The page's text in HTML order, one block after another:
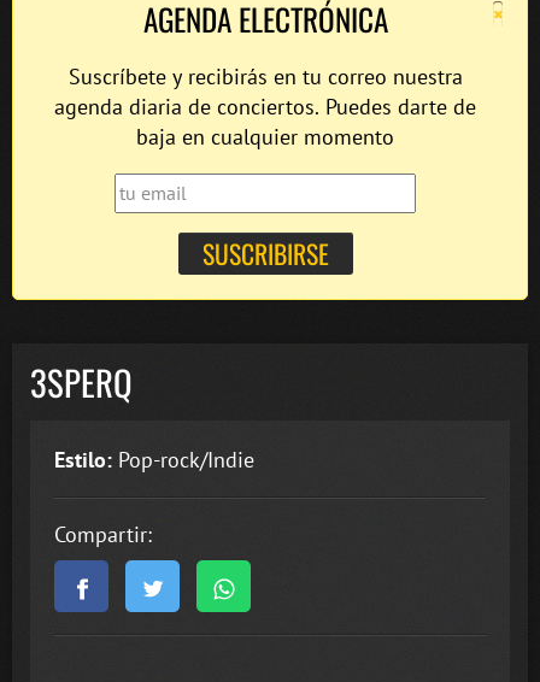
×
AGENDA ELECTRÓNICA
Suscríbete y recibirás en tu correo nuestra
agenda diaria de conciertos. Puedes darte de
baja en cualquier momento
3SPERQ
Estilo: Pop-rock/Indie
Compartir: